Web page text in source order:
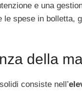
e una
spese in bolletta,
della
consiste nell’